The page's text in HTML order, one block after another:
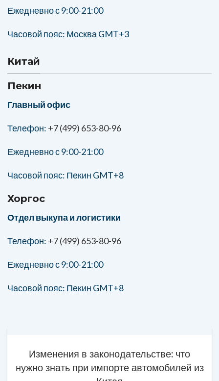
Ежедневно с 9:00-21:00
Часовой пояс: Москва GMT+3
Китай
Пекин
Главный офис
Телефон: +7 (499) 653-80-96
Ежедневно с 9:00-21:00
Часовой пояс: Пекин GMT+8
Хоргос
Отдел выкупа и логистики
Телефон: +7 (499) 653-80-96
Ежедневно с 9:00-21:00
Часовой пояс: Пекин GMT+8
Изменения в законодательстве: что
нужно знать при импорте автомобилей из